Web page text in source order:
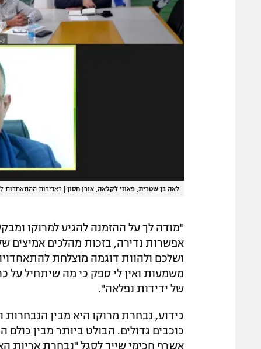
לאה בן שטרית, פאוזי לקג'אה, אורן חסון | באדיבות ההתאחדות
"מודה לך על ההזמנה להגיע למרוקו
אפשרות נדירה, בזכות מהלכים אמיצים
ושלכם ולהוות דוגמה מוצלחת
משמעות ואין לי ספק כי מה שיתחיל על
של ידידות נפלאה".
כידוע, נבחרת מרוקו היא מבין
כוכבים גדולים. הבולט ביותר מבין
אשרף חכימי שייך לסגל "נבחרת אריות